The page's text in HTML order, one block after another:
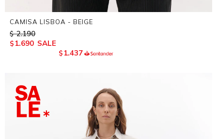
CAMISA LISBOA - BEIGE
$ 2.190
$ 1.690
$ 1.437